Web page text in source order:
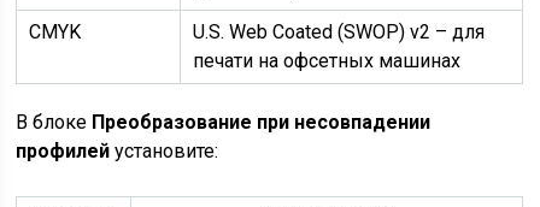
CMYK
U.S. Web Coated (SWOP) v2 – для
печати на офсетных машинах
В блоке Преобразование при несовпадении
профилей установите: